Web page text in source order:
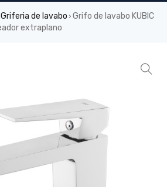
Griferia de lavabo › Grifo de lavabo KUBIC
extraplano